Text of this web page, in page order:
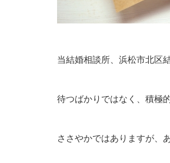
当結婚相談所、浜松市北区
待つばかりではなく、積極
ささやかではありますが、